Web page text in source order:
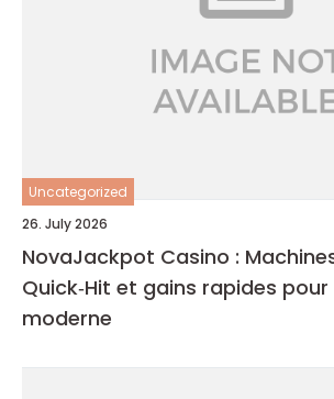
Uncategorized
26. July 2026
NovaJackpot Casino :
Quick‑Hit et gains rapides pour
moderne